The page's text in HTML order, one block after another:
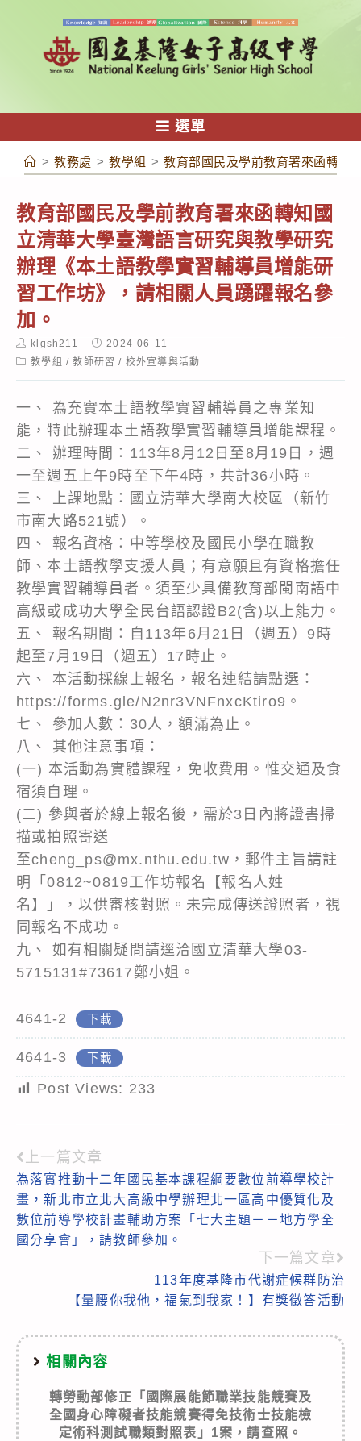
容
選單
> 教務處 > 教學組 > 教育部國民及學前教育署來函轉知
教育部國民及學前教育署來函轉知國
立清華大學臺灣語言研究與教學研究
辦理《本土語教學實習輔導員增能研
習工作坊》，請相關人員踴躍報名參
加。
Post
author:
klgsh211
Post
published:
2024-06-11
Post教學組 / 教師研習 / 校外宣導與活動
一、 為充實本土語教學實習輔導員之專業知
能，特此辦理本土語教學實習輔導員增能課程。
二、 辦理時間：113年8月12日至8月19日，週
一至週五上午9時至下午4時，共計36小時。
三、 上課地點：國立清華大學南大校區（新竹
市南大路521號）。
四、 報名資格：中等學校及國民小學在職教
師、本土語教學支援人員；有意願且有資格擔任
教學實習輔導員者。須至少具備教育部閩南語中
高級或成功大學全民台語認證B2(含)以上能力。
五、 報名期間：自113年6月21日（週五）9時
起至7月19日（週五）17時止。
六、 本活動採線上報名，報名連結請點選：
https://forms.gle/N2nr3VNFnxcKtiro9。
七、 參加人數：30人，額滿為止。
八、 其他注意事項：
(一) 本活動為實體課程，免收費用。惟交通及食
宿須自理。
(二) 參與者於線上報名後，需於3日內將證書掃
描或拍照寄送
至cheng_ps@mx.nthu.edu.tw，郵件主旨請註
明「0812~0819工作坊報名【報名人姓
名】」，以供審核對照。未完成傳送證照者，視
同報名不成功。
九、 如有相關疑問請逕洽國立清華大學03-
5715131#73617鄭小姐。
4641-2 下載
4641-3 下載
Post Views: 233
Read
more
articles
上一篇文章
為落實推動十二年國民基本課程綱要數位前導學校計
畫，新北市立北大高級中學辦理北一區高中優質化及
數位前導學校計畫輔助方案「七大主題－－地方學全
國分享會」，請教師參加。
下一篇文章
113年度基隆市代謝症候群防治
【量腰你我他，福氣到我家！】有獎徵答活動
相關內容
轉勞動部修正「國際展能節職業技能競賽及
全國身心障礙者技能競賽得免技術士技能檢
定術科測試職類對照表」1案，請查照。